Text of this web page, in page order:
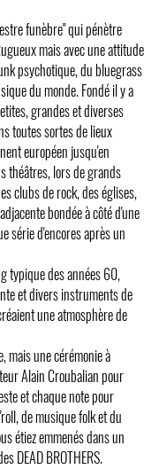
funèbre" qui pénètre
mais avec une attitude
psychotique, du bluegrass
du monde. Fondé il y a
grandes et diverses
toutes sortes de lieux
européen jusqu'en
théâtres, lors de grands
clubs de rock, des églises,
bondée à côté d'une
série d'encores après un
typique des années 60,
et divers instruments de
une atmosphère de
mais une cérémonie à
Alain Croubalian pour
et chaque note pour
de musique folk et du
étiez emmenés dans un
DEAD BROTHERS.